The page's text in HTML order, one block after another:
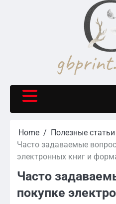
Home
Полезные статьи
Часто задаваемые
электронных книг и
Часто
покупке